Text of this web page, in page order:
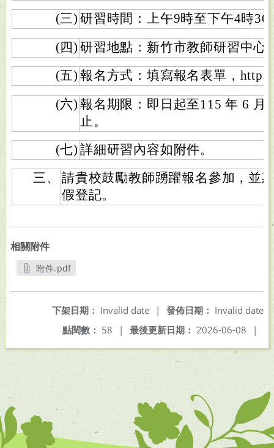
(三) 研習時間：上午9時至下午4時30
(四) 研習地點：新竹市教師研習中心
(五) 報名方式：填寫報名表單，
(六) 報名期限：即日起至115 年 6 月
止。
(七) 詳細研習內容如附件。
三、
請貴校鼓勵教師踴躍報名參加，並
假登記。
相關附件
附件.pdf
發佈日期： Invalid date
下架日期： Invalid date
|
最後更新日期： 2026-06-08 |
點閱數： 58 |